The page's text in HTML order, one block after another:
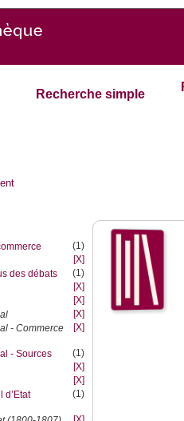
Recherche simple
(1)
[X]
des débats
(1)
[X]
[X]
[X]
- Commerce
[X]
- Sources
(1)
[X]
[X]
d’Etat
(1)